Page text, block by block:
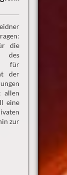
die
des
für
der
allen
eine
zur